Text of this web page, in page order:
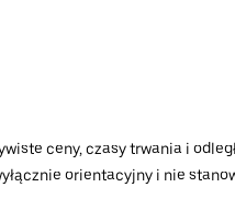
ceny, czasy trwania i
orientacyjny i nie